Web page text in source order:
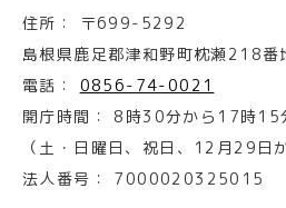
住所：
〒699-5292
島根県鹿足郡津和野町枕瀬218番
電話：
0856-74-0021
開庁時間：
8時30分から17時15
（土・日曜日、祝日、12月29日
法人番号：
7000020325015